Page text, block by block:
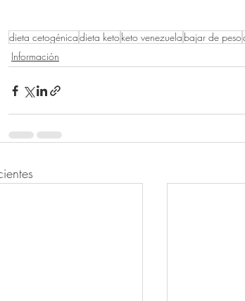
dieta cetogénicadieta ketoketo venezuela bajar de peso
Información